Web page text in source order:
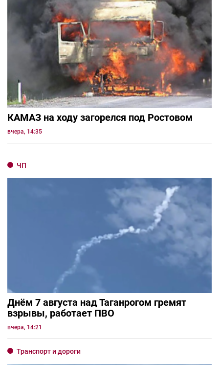
КАМАЗ на ходу загорелся под Ростовом
вчера, 14:35
ЧП
Днём 7 августа над Таганрогом гремят
взрывы, работает ПВО
вчера, 14:21
Транспорт и дороги